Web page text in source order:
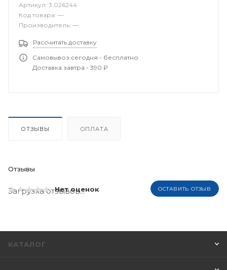
Артикул: 3.026244
Код товара: —
Производитель: —
Рассчитать доставку
Самовывоз сегодня - бесплатно
Доставка завтра - 390 ₽
ОТЗЫВЫ ОПЛАТА
Отзывы
Нет оценок ОСТАВИТЬ ОТЗЫВ
Загрузка отзывов...
КАТАЛОГ